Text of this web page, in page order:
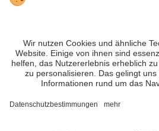
majestätischen Dolomitengipfel, bedeutet
Trotz genauer Arbeit und ständigem
auftreten. Wir übernehmen keine Gewähr für